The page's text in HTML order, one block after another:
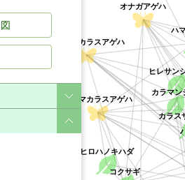
コクサギ
ハマ
カラスザ
カラマン
ハ
ミヤマカラスアゲハ
ヒロハノキハダ
オナガアゲハ
オキナワカラスアゲハ
ヒレサン